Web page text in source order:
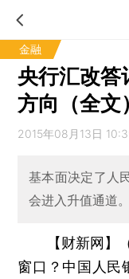
金融
央行汇改答
方向（全文）
2015年08月13日
基本面决定了人
会进入升值通道
【财新网】
窗口？中国人民